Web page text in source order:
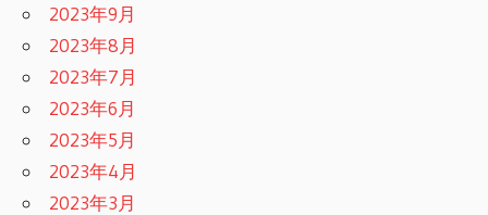
2023年9月
2023年8月
2023年7月
2023年6月
2023年5月
2023年4月
2023年3月